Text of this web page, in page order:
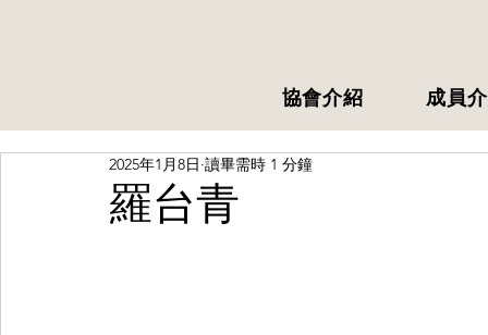
協會介紹 成員
羅台青
2025年1月8日 讀畢需時 1 分鐘